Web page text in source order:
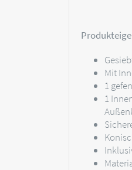
Mit
1
1